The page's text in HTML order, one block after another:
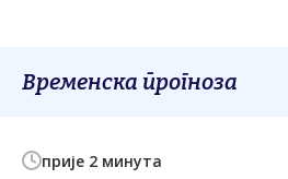
Временска прогноза
прије 2 минута